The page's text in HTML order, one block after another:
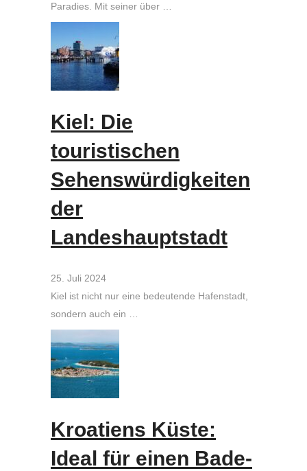
Paradies. Mit seiner über …
Kiel: Die
touristischen
Sehenswürdigkeiten
der
Landeshauptstadt
25. Juli 2024
Kiel ist nicht nur eine bedeutende Hafenstadt,
sondern auch ein …
Kroatiens Küste:
Ideal für einen Bade-